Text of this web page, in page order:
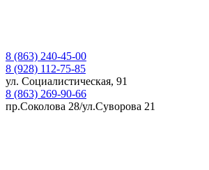
8 (863) 240-45-00
8 (928) 112-75-85
ул. Социалистическая, 91
8 (863) 269-90-66
пр.Соколова 28/ул.Суворова 21